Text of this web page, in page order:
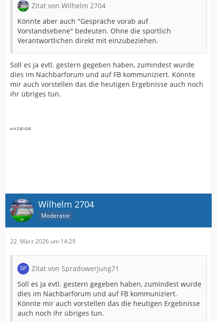
Zitat von Wilhelm 2704
Könnte aber auch "Gespräche vorab auf
Vorstandsebene" bedeuten. Ohne die sportlich
Verantwortlichen direkt mit einzubeziehen.
Soll es ja evtl. gestern gegeben haben, zumindest wurde
dies im Nachbarforum und auf FB kommuniziert. Könnte
mir auch vorstellen das die heutigen Ergebnisse auch noch
ihr übriges tun.
Wilhelm 2704
Moderator
22. März 2026 um 14:29
Zitat von SpradowerJung71
Soll es ja evtl. gestern gegeben haben, zumindest wurde
dies im Nachbarforum und auf FB kommuniziert.
Könnte mir auch vorstellen das die heutigen Ergebnisse
auch noch ihr übriges tun.